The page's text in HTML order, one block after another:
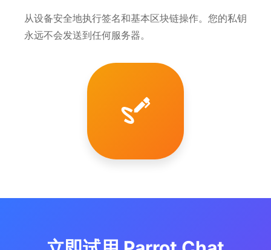
从设备安全地执行签名和基本区块链操作。您的私钥
永远不会发送到任何服务器。